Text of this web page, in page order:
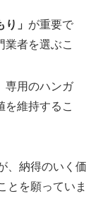
り」 が重要で
業者を選ぶこ
専用のハンガ
を維持するこ
、納得のいく価
とを願っていま